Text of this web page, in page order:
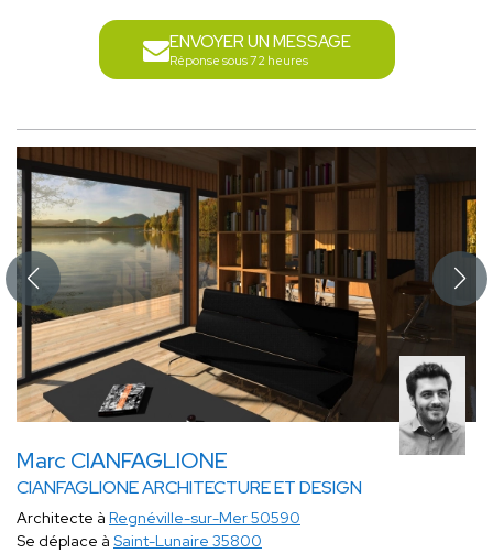
ENVOYER UN MESSAGE
Réponse sous 72 heures
Marc CIANFAGLIONE
CIANFAGLIONE ARCHITECTURE ET DESIGN
Architecte à Regnéville-sur-Mer 50590
Se déplace à Saint-Lunaire 35800